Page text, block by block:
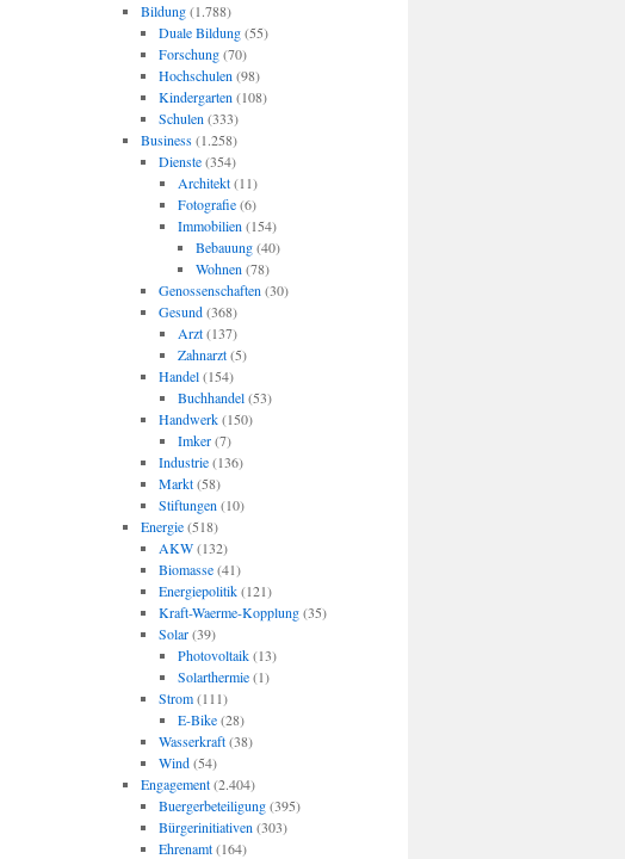
Bildung(1.788)
Duale Bildung(55)
Forschung(70)
Hochschulen (98)
Kindergarten (108)
Schulen (333)
Business(1.258)
Dienste(354)
Architekt(11)
Fotografie(6)
Immobilien (154)
Bebauung(40)
Wohnen (78)
Genossenschaften (30)
Gesund(368)
Arzt(137)
Zahnarzt(5)
Handel(154)
Buchhandel(53)
Handwerk(150)
Imker(7)
Industrie(136)
Markt(58)
Stiftungen (10)
Energie(518)
AKW(132)
Biomasse(41)
Energiepolitik(121)
Kraft-Waerme-Kopplung(35)
Solar(39)
Photovoltaik(13)
Solarthermie(1)
Strom(111)
E-Bike(28)
Wasserkraft(38)
Wind(54)
Engagement(2.404)
Buergerbeteiligung(395)
Bürgerinitiativen (303)
Ehrenamt(164)